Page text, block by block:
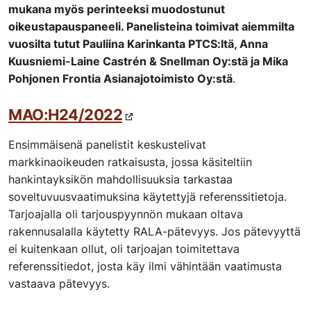
mukana myös perinteeksi muodostunut
oikeustapauspaneeli. Panelisteina toimivat aiemmilta
vuosilta tutut Pauliina Karinkanta PTCS:ltä, Anna
Kuusniemi-Laine Castrén & Snellman Oy:stä ja Mika
Pohjonen Frontia Asianajotoimisto Oy:stä.
MAO:H24/2022
Ensimmäisenä panelistit keskustelivat
markkinaoikeuden ratkaisusta, jossa käsiteltiin
hankintayksikön mahdollisuuksia tarkastaa
soveltuvuusvaatimuksina käytettyjä referenssitietoja.
Tarjoajalla oli tarjouspyynnön mukaan oltava
rakennusalalla käytetty RALA-pätevyys. Jos pätevyyttä
ei kuitenkaan ollut, oli tarjoajan toimitettava
referenssitiedot, josta käy ilmi vähintään vaatimusta
vastaava pätevyys.